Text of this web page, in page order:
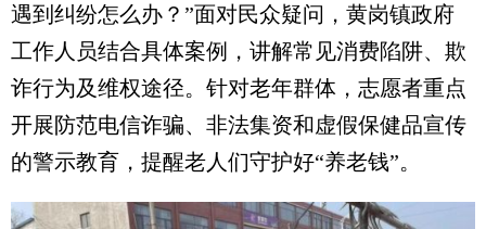
遇到纠纷怎么办？”面对民众疑问，黄岗镇政府
工作人员结合具体案例，讲解常见消费陷阱、欺
诈行为及维权途径。针对老年群体，志愿者重点
开展防范电信诈骗、非法集资和虚假保健品宣传
的警示教育，提醒老人们守护好“养老钱”。